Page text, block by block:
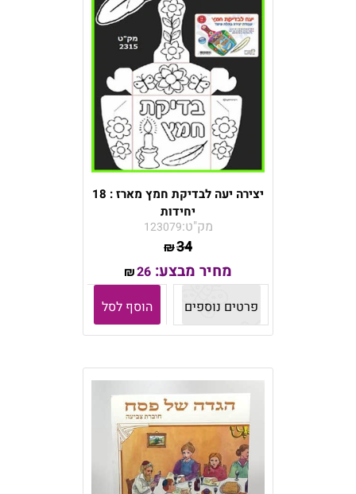
יצירה יעה לבדיקת חמץ מארז : 18
יחידות
מק"ט:123079
₪34
מחיר מבצע: ₪26
פרטים נוספים
הוסף לסל